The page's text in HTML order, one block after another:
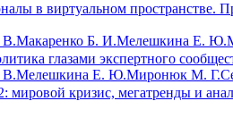
в виртуальном пространстве.
В.Макаренко Б. И.Мелешкина Е. Ю.
глазами экспертного
В.Мелешкина Е. Ю.Миронюк М. Г.
мировой кризис, мегатренды и